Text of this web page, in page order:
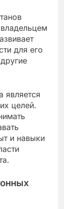
для его
является
целей.
и навыки